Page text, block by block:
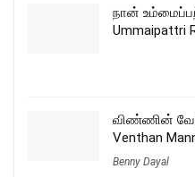
நான்
Ummaipattri
விண்ணின்
Venthan
Benny Dayal